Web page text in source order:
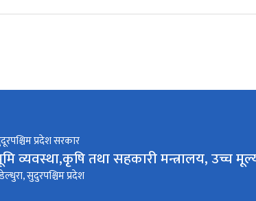
प्रदेश सरकार
व्यवस्था,कृषि तथा सहकारी मन्त्रालय, उच्च
सुदुरपश्चिम प्रदेश